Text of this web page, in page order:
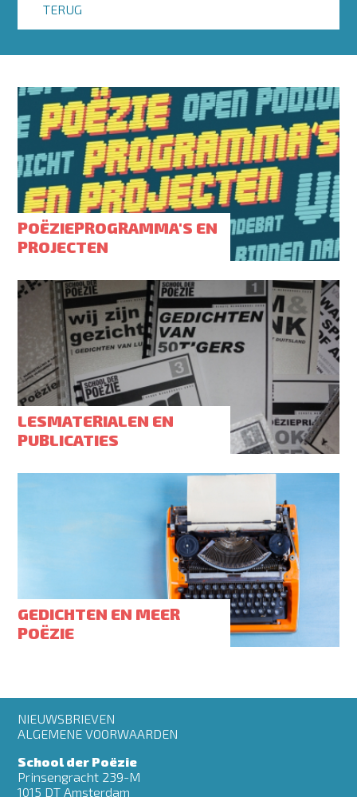
TERUG
POËZIEPROGRAMMA'S EN
PROJECTEN
LESMATERIALEN EN
PUBLICATIES
GEDICHTEN EN MEER
POËZIE
Footer
menu
NIEUWSBRIEVEN
ALGEMENE VOORWAARDEN
School der Poëzie
Prinsengracht 239-M
1015 DT Amsterdam